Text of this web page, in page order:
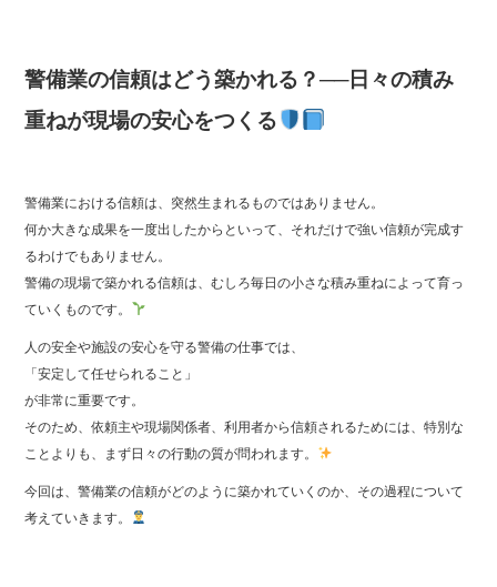
警備業の信頼はどう築かれる？──日々の積み
重ねが現場の安心をつくる
警備業における信頼は、突然生まれるものではありません。
何か大きな成果を一度出したからといって、それだけで強い信頼が完成す
るわけでもありません。
警備の現場で築かれる信頼は、むしろ毎日の小さな積み重ねによって育っ
ていくものです。
人の安全や施設の安心を守る警備の仕事では、
「安定して任せられること」
が非常に重要です。
そのため、依頼主や現場関係者、利用者から信頼されるためには、特別な
ことよりも、まず日々の行動の質が問われます。
今回は、警備業の信頼がどのように築かれていくのか、その過程について
考えていきます。